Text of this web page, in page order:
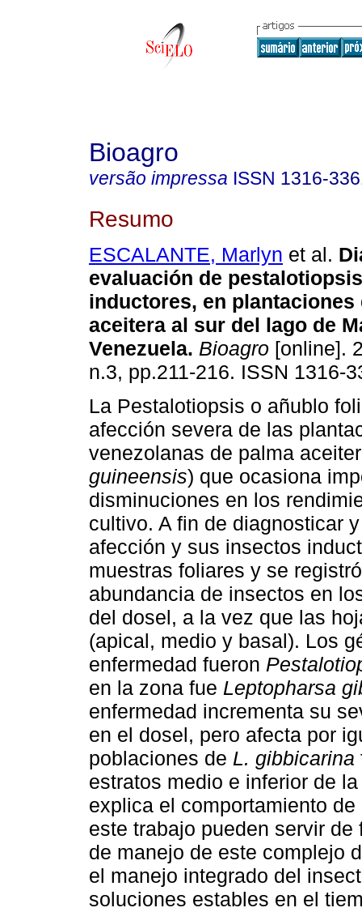
Bioagro
versão impressa ISSN 1316-
Resumo
ESCALANTE, Marlyn et al.
evaluación de
inductores, en plantaciones
aceitera al sur del lago de
Venezuela. Bioagro [online].
n.3, pp.211-216. ISSN 1316-
La Pestalotiopsis o añublo
afección severa de las
venezolanas de palma
guineensis) que ocasiona
disminuciones en los
cultivo. A fin de diagnosticar
afección y sus insectos
muestras foliares y se
abundancia de insectos en
del dosel, a la vez que las
(apical, medio y basal). Los
enfermedad fueron
en la zona fue Leptopharsa
enfermedad incrementa su
en el dosel, pero afecta por
poblaciones de L. gibbicarina
estratos medio e inferior de
explica el comportamiento
este trabajo pueden servir
de manejo de este complejo
el manejo integrado del
soluciones estables en el